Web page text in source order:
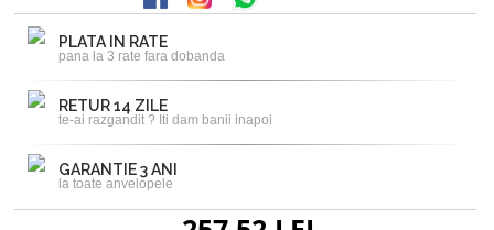
PLATA IN RATE
pana la 3 rate fara dobanda
RETUR 14 ZILE
te-ai razgandit ? Iti dam banii inapoi
GARANTIE 3 ANI
la toate anvelopele